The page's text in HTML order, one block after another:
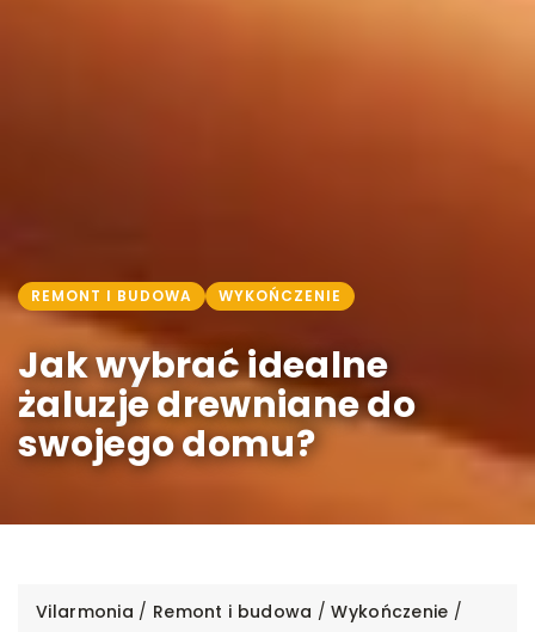
REMONT I BUDOWA WYKOŃCZENIE
Jak wybrać idealne
żaluzje drewniane do
swojego domu?
Vilarmonia / Remont i budowa /Wykończenie /